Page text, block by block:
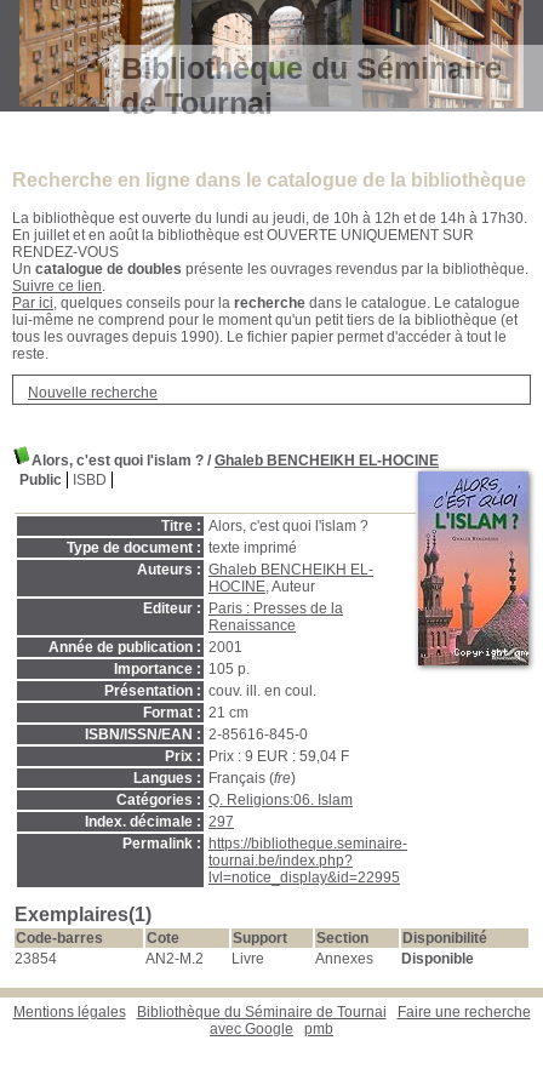
Bibliothèque du Séminaire
de Tournai
Recherche en ligne dans le catalogue de la bibliothèque
La bibliothèque est ouverte du lundi au jeudi, de 10h à 12h et de 14h à 17h30.
En juillet et en août la bibliothèque est OUVERTE UNIQUEMENT SUR
RENDEZ-VOUS
Un catalogue de doubles présente les ouvrages revendus par la bibliothèque.
Suivre ce lien.
Par ici, quelques conseils pour la recherche dans le catalogue. Le catalogue
lui-même ne comprend pour le moment qu'un petit tiers de la bibliothèque (et
tous les ouvrages depuis 1990). Le fichier papier permet d'accéder à tout le
reste.
Nouvelle recherche
Alors, c'est quoi l'islam ? / Ghaleb BENCHEIKH EL-HOCINE
Public
ISBD
Titre : Alors, c'est quoi l'islam ?
Type de document : texte imprimé
Auteurs : Ghaleb BENCHEIKH EL-
HOCINE, Auteur
Editeur :
Paris : Presses de la
Renaissance
Année de publication : 2001
Importance : 105 p.
Présentation : couv. ill. en coul.
Format : 21 cm
ISBN/ISSN/EAN : 2-85616-845-0
Prix :
Prix : 9 EUR : 59,04 F
Langues :
Français (fre)
Catégories : Q. Religions:06. Islam
Index. décimale : 297
Permalink :
https://bibliotheque.seminaire-
tournai.be/index.php?
lvl=notice_display&id=22995
Exemplaires(1)
Code-barres Cote Support Section
Disponibilité
23854
AN2-M.2 Livre Annexes Disponible
Mentions légales Bibliothèque du Séminaire de Tournai
Faire une recherche
avec Google
pmb